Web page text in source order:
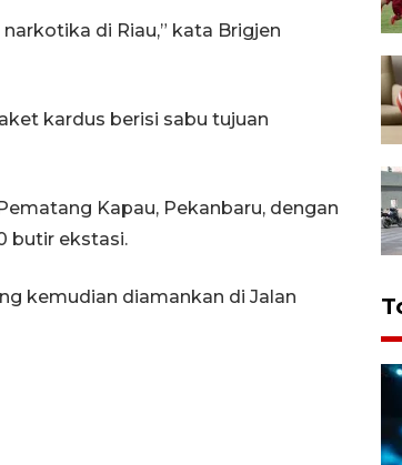
di Riau,” kata Brigjen
kardus berisi sabu tujuan
Kapau, Pekanbaru, dengan
butir ekstasi.
kemudian diamankan di Jalan